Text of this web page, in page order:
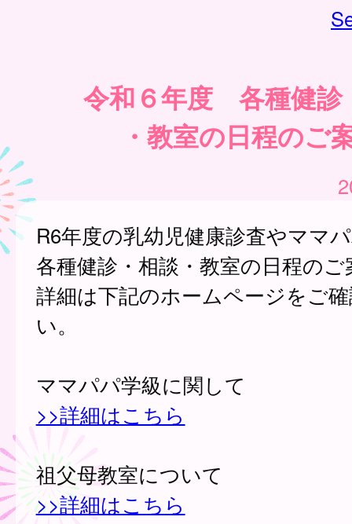
令和６年度 各種健診
・教室の日程のご
R6年度の乳幼児健康診査やママ
各種健診・相談・教室の日程の
詳細は下記のホームページをご
い。
ママパパ学級に関して
>>詳細はこちら
祖父母教室について
>>詳細はこちら